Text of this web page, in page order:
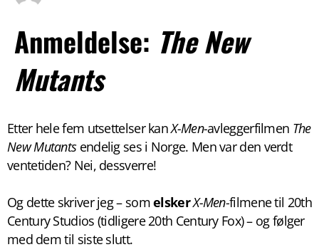
Anmeldelse: The New
Mutants
Etter hele fem utsettelser kanX-Men-avleggerfilmen The
New Mutants endelig ses i Norge. Men var den verdt
ventetiden? Nei, dessverre!
Og dette skriver jeg – somelskerX-Men-filmene til 20th
Century Studios (tidligere 20th Century Fox) – og følger
med dem til siste slutt.